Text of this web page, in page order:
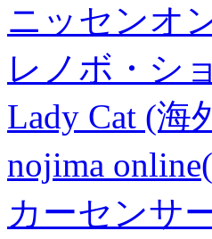
ニッセンオ
レノボ・シ
Lady Cat (海
nojima
カーセンサ